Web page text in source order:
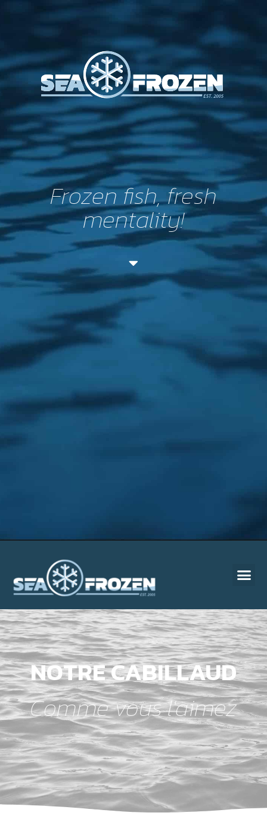
Frozen fish, fresh
mentality!
duc in altum
NOTRE CABILLAUD
Comme vous l'aimez